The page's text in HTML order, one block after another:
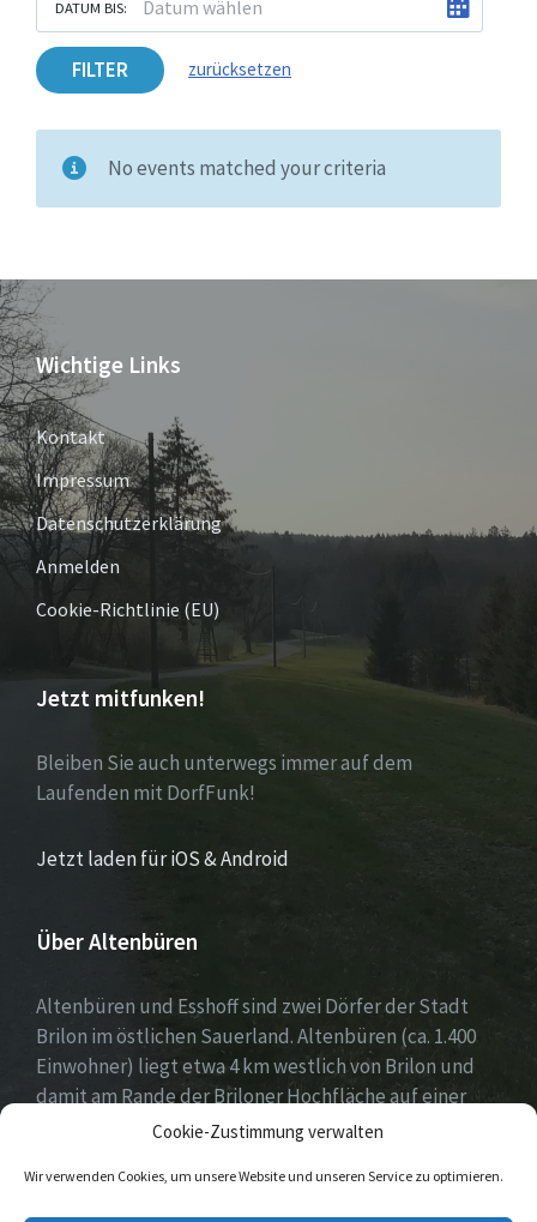
Cookie-Zustimmung verwalten
Wir verwenden Cookies, um unsere Website und unseren Service zu optimieren.
DATUM BIS:
FILTER zurücksetzen
No events matched your criteria
Wichtige Links
Kontakt
Impressum
Datenschutzerklärung
Anmelden
Cookie-Richtlinie (EU)
Jetzt mitfunken!
Bleiben Sie auch unterwegs immer auf dem
Laufenden mit DorfFunk!
Jetzt laden für iOS & Android
Über Altenbüren
Altenbüren und Esshoff sind zwei Dörfer der Stadt
Brilon im östlichen Sauerland. Altenbüren (ca. 1.400
Einwohner) liegt etwa 4 km westlich von Brilon und
damit am Rande der Briloner Hochfläche auf einer
Höhe von etwa 464 m ü. NN. Esshoff (ca. 80 Einwohner)
Stadt Brilon und liegt 3 km nordwestlich von
Altenbüren. Beide Dörfer zeichnen sich durch ein sehr